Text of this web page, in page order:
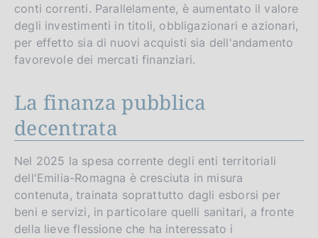
conti correnti. Parallelamente, è aumentato il valore
degli investimenti in titoli, obbligazionari e azionari,
per effetto sia di nuovi acquisti sia dell'andamento
favorevole dei mercati finanziari.
La finanza pubblica
decentrata
Nel 2025 la spesa corrente degli enti territoriali
dell'Emilia-Romagna è cresciuta in misura
contenuta, trainata soprattutto dagli esborsi per
beni e servizi, in particolare quelli sanitari, a fronte
della lieve flessione che ha interessato i